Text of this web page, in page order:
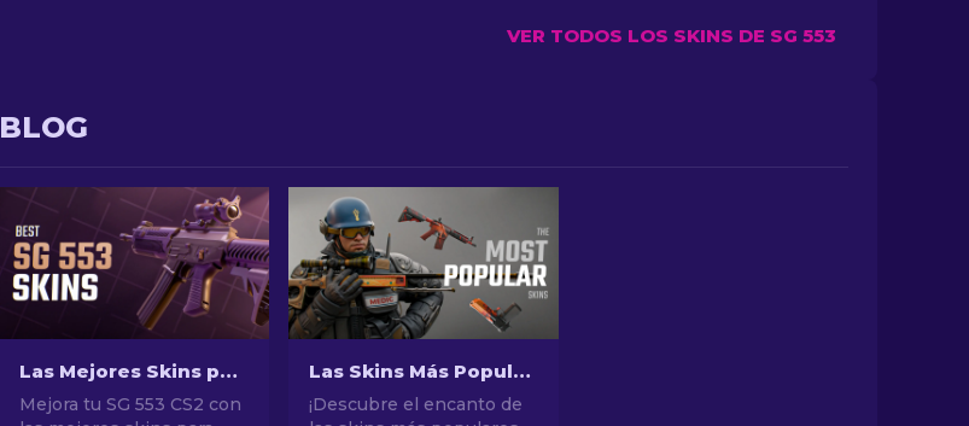
VER TODOS LOS SKINS DE SG 553
BLOG
Las Mejores Skins para SG 553 en CS2 [2026]
Mejora tu SG 553 CS2 con
Las Skins Más Populares en CS2
¡Descubre el encanto de